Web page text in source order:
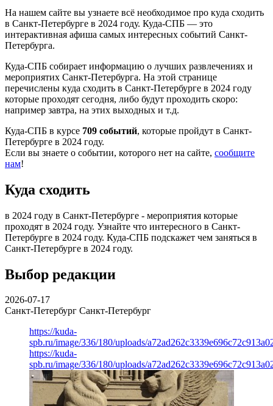
На нашем сайте вы узнаете всё необходимое про куда сходить
в Санкт-Петербурге в 2024 году. Куда-СПБ — это
интерактивная афиша самых интересных событий Санкт-
Петербурга.
Куда-СПБ собирает информацию о лучших развлечениях и
мероприятих Санкт-Петербурга. На этой странице
перечислены куда сходить в Санкт-Петербурге в 2024 году
которые проходят сегодня, либо будут проходить скоро:
например завтра, на этих выходных и т.д.
Куда-СПБ в курсе 709 событий, которые пройдут в Санкт-
Петербурге в 2024 году.
Если вы знаете о событии, которого нет на сайте, сообщите
нам!
Куда сходить
в 2024 году в Санкт-Петербурге - мероприятия которые
проходят в 2024 году. Узнайте что интересного в Санкт-
Петербурге в 2024 году. Куда-СПБ подскажет чем заняться в
Санкт-Петербурге в 2024 году.
Выбор редакции
2026-07-17
Санкт-Петербург Санкт-Петербург
https://kuda-
spb.ru/image/336/180/uploads/
https://kuda-
spb.ru/image/336/180/uploads/